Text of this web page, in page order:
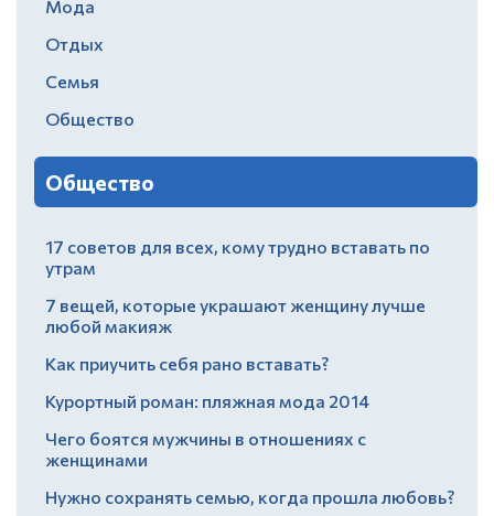
Мода
Отдых
Семья
Общество
Общество
17 советов для всех, кому трудно вставать по
утрам
7 вещей, которые украшают женщину лучше
любой макияж
Как приучить себя рано вставать?
Курортный роман: пляжная мода 2014
Чего боятся мужчины в отношениях с
женщинами
Нужно сохранять семью, когда прошла любовь?